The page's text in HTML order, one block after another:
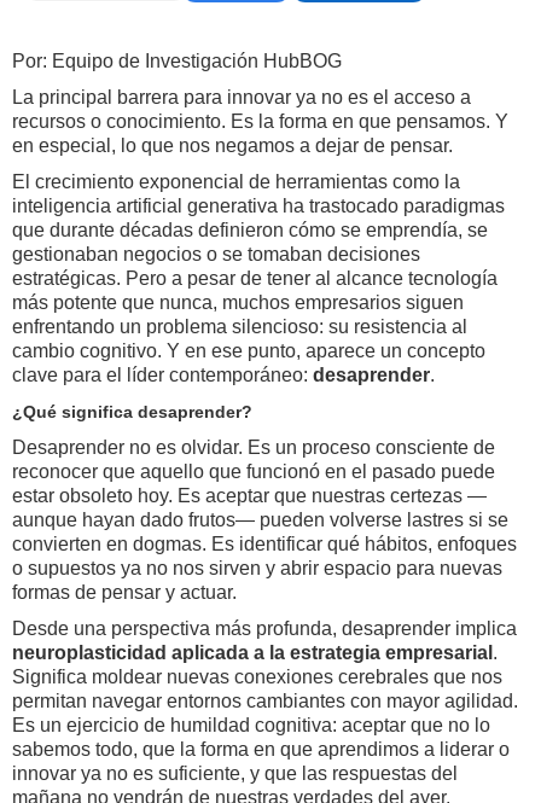
Por: Equipo de Investigación HubBOG
La principal barrera para innovar ya no es el acceso a
recursos o conocimiento. Es la forma en que pensamos. Y
en especial, lo que nos negamos a dejar de pensar.
El crecimiento exponencial de herramientas como la
inteligencia artificial generativa ha trastocado paradigmas
que durante décadas definieron cómo se emprendía, se
gestionaban negocios o se tomaban decisiones
estratégicas. Pero a pesar de tener al alcance tecnología
más potente que nunca, muchos empresarios siguen
enfrentando un problema silencioso: su resistencia al
cambio cognitivo. Y en ese punto, aparece un concepto
clave para el líder contemporáneo: desaprender.
¿Qué significa desaprender?
Desaprender no es olvidar. Es un proceso consciente de
reconocer que aquello que funcionó en el pasado puede
estar obsoleto hoy. Es aceptar que nuestras certezas —
aunque hayan dado frutos— pueden volverse lastres si se
convierten en dogmas. Es identificar qué hábitos, enfoques
o supuestos ya no nos sirven y abrir espacio para nuevas
formas de pensar y actuar.
Desde una perspectiva más profunda, desaprender implica
neuroplasticidad aplicada a la estrategia empresarial .
Significa moldear nuevas conexiones cerebrales que nos
permitan navegar entornos cambiantes con mayor agilidad.
Es un ejercicio de humildad cognitiva: aceptar que no lo
sabemos todo, que la forma en que aprendimos a liderar o
innovar ya no es suficiente, y que las respuestas del
mañana no vendrán de nuestras verdades del ayer.